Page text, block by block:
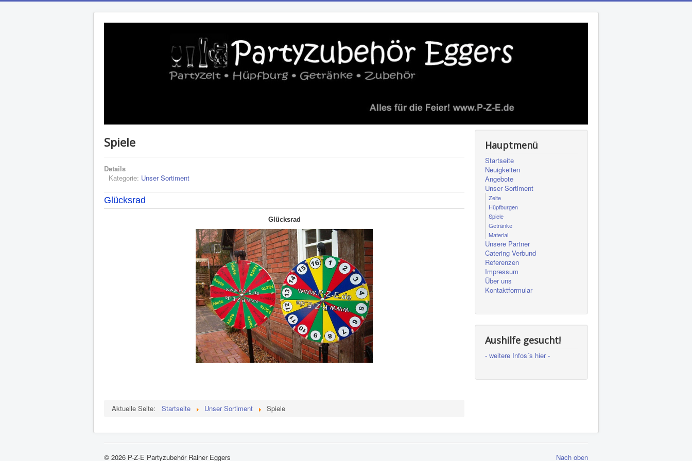
Spiele
Details
Kategorie: Unser Sortiment
Glücksrad
Glücksrad
Aktuelle Seite: Startseite Unser Sortiment Spiele
Hauptmenü
Startseite
Neuigkeiten
Angebote
Unser Sortiment
Zelte
Hüpfburgen
Spiele
Getränke
Material
Unsere Partner
Catering Verbund
Referenzen
Impressum
Über uns
Kontaktformular
Aushilfe gesucht!
- weitere Infos´s hier -
Nach oben
© 2026 P-Z-E Partyzubehör Rainer Eggers